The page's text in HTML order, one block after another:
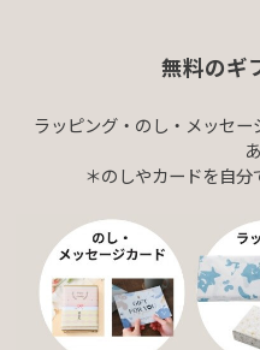
無料のギ
ラッピング・のし・メッセ
＊のしやカードを自